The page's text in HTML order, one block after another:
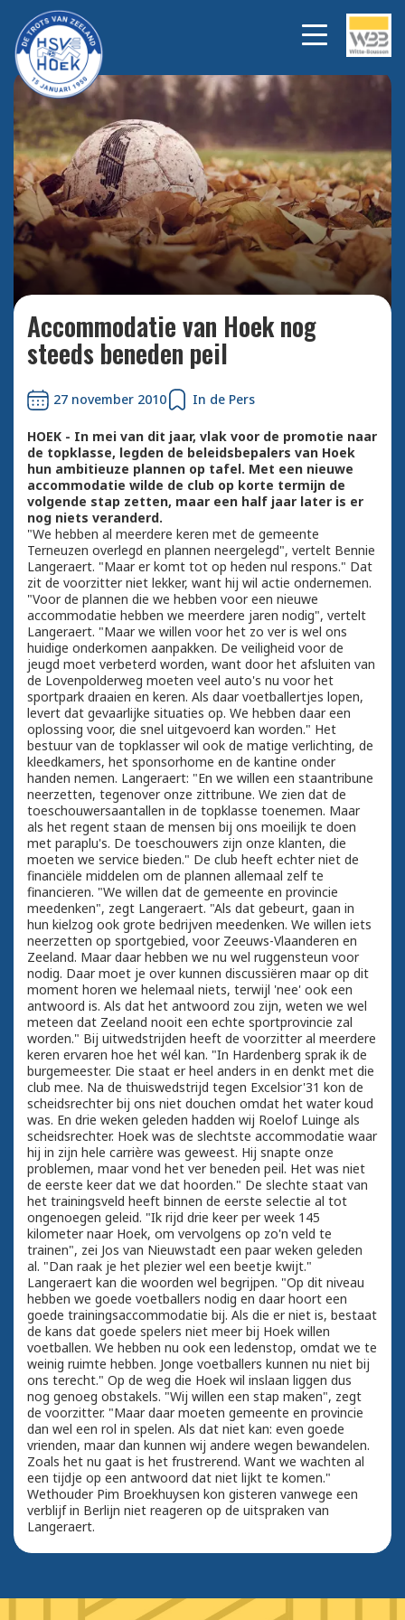
Bekijk alle foto's
Accommodatie van Hoek nog
steeds beneden peil
27 november 2010 In de Pers
HOEK - In mei van dit jaar, vlak voor de promotie naar
de topklasse, legden de beleidsbepalers van Hoek
hun ambitieuze plannen op tafel. Met een nieuwe
accommodatie wilde de club op korte termijn de
volgende stap zetten, maar een half jaar later is er
nog niets veranderd.
"We hebben al meerdere keren met de gemeente
Terneuzen overlegd en plannen neergelegd", vertelt Bennie
Langeraert. "Maar er komt tot op heden nul respons." Dat
zit de voorzitter niet lekker, want hij wil actie ondernemen.
"Voor de plannen die we hebben voor een nieuwe
accommodatie hebben we meerdere jaren nodig", vertelt
Langeraert. "Maar we willen voor het zo ver is wel ons
huidige onderkomen aanpakken. De veiligheid voor de
jeugd moet verbeterd worden, want door het afsluiten van
de Lovenpolderweg moeten veel auto's nu voor het
sportpark draaien en keren. Als daar voetballertjes lopen,
levert dat gevaarlijke situaties op. We hebben daar een
oplossing voor, die snel uitgevoerd kan worden." Het
bestuur van de topklasser wil ook de matige verlichting, de
kleedkamers, het sponsorhome en de kantine onder
handen nemen. Langeraert: "En we willen een staantribune
neerzetten, tegenover onze zittribune. We zien dat de
toeschouwersaantallen in de topklasse toenemen. Maar
als het regent staan de mensen bij ons moeilijk te doen
met paraplu's. De toeschouwers zijn onze klanten, die
moeten we service bieden." De club heeft echter niet de
financiële middelen om de plannen allemaal zelf te
financieren. "We willen dat de gemeente en provincie
meedenken", zegt Langeraert. "Als dat gebeurt, gaan in
hun kielzog ook grote bedrijven meedenken. We willen iets
neerzetten op sportgebied, voor Zeeuws-Vlaanderen en
Zeeland. Maar daar hebben we nu wel ruggensteun voor
nodig. Daar moet je over kunnen discussiëren maar op dit
moment horen we helemaal niets, terwijl 'nee' ook een
antwoord is. Als dat het antwoord zou zijn, weten we wel
meteen dat Zeeland nooit een echte sportprovincie zal
worden." Bij uitwedstrijden heeft de voorzitter al meerdere
keren ervaren hoe het wél kan. "In Hardenberg sprak ik de
burgemeester. Die staat er heel anders in en denkt met die
club mee. Na de thuiswedstrijd tegen Excelsior'31 kon de
scheidsrechter bij ons niet douchen omdat het water koud
was. En drie weken geleden hadden wij Roelof Luinge als
scheidsrechter. Hoek was de slechtste accommodatie waar
hij in zijn hele carrière was geweest. Hij snapte onze
problemen, maar vond het ver beneden peil. Het was niet
de eerste keer dat we dat hoorden." De slechte staat van
het trainingsveld heeft binnen de eerste selectie al tot
ongenoegen geleid. "Ik rijd drie keer per week 145
kilometer naar Hoek, om vervolgens op zo'n veld te
trainen", zei Jos van Nieuwstadt een paar weken geleden
al. "Dan raak je het plezier wel een beetje kwijt."
Langeraert kan die woorden wel begrijpen. "Op dit niveau
hebben we goede voetballers nodig en daar hoort een
goede trainingsaccommodatie bij. Als die er niet is, bestaat
de kans dat goede spelers niet meer bij Hoek willen
voetballen. We hebben nu ook een ledenstop, omdat we te
weinig ruimte hebben. Jonge voetballers kunnen nu niet bij
ons terecht." Op de weg die Hoek wil inslaan liggen dus
nog genoeg obstakels. "Wij willen een stap maken", zegt
de voorzitter. "Maar daar moeten gemeente en provincie
dan wel een rol in spelen. Als dat niet kan: even goede
vrienden, maar dan kunnen wij andere wegen bewandelen.
Zoals het nu gaat is het frustrerend. Want we wachten al
een tijdje op een antwoord dat niet lijkt te komen."
Wethouder Pim Broekhuysen kon gisteren vanwege een
verblijf in Berlijn niet reageren op de uitspraken van
Langeraert.